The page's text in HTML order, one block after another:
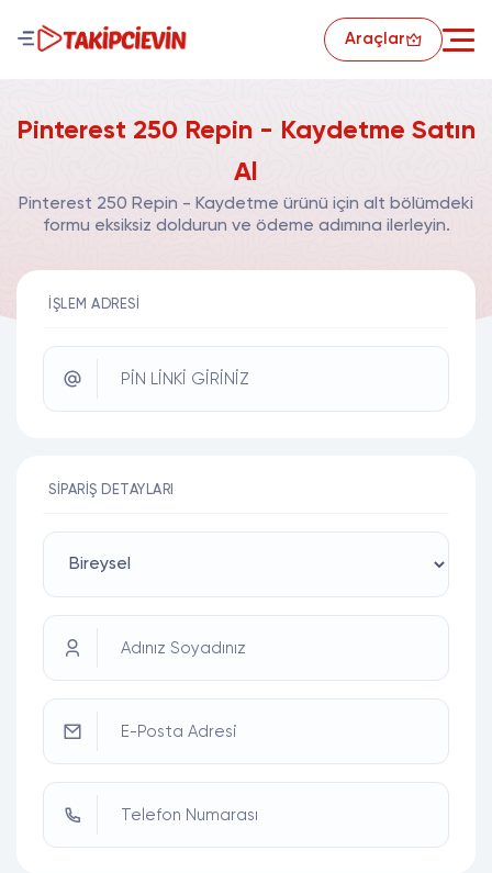
Araçlar
Pinterest 250 Repin - Kaydetme Satın
Al
Pinterest 250 Repin - Kaydetme ürünü için alt bölümdeki
formu eksiksiz doldurun ve ödeme adımına ilerleyin.
İŞLEM ADRESI
PİN LİNKİ GİRİNİZ
SIPARIŞ DETAYLARI
Adınız Soyadınız
E-Posta Adresi
Telefon Numarası